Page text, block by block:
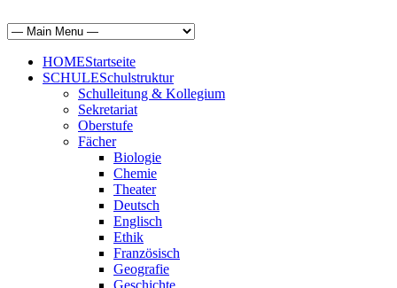
HOMEStartseite
SCHULESchulstruktur
Schulleitung & Kollegium
Sekretariat
Oberstufe
Fächer
Biologie
Chemie
Theater
Deutsch
Englisch
Ethik
Französisch
Geografie
Geschichte